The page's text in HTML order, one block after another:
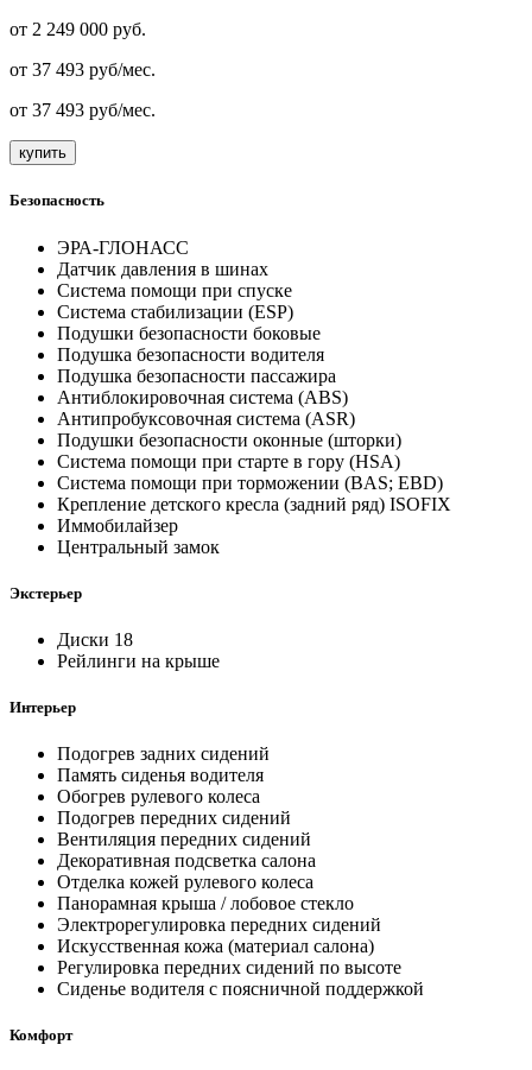
от 2 249 000 руб.
от 37 493 руб/мес.
от 37 493 руб/мес.
купить
Безопасность
ЭРА-ГЛОНАСС
Датчик давления в шинах
Система помощи при спуске
Система стабилизации (ESP)
Подушки безопасности боковые
Подушка безопасности водителя
Подушка безопасности пассажира
Антиблокировочная система (ABS)
Антипробуксовочная система (ASR)
Подушки безопасности оконные (шторки)
Система помощи при старте в гору (HSA)
Система помощи при торможении (BAS; EBD)
Крепление детского кресла (задний ряд) ISOFIX
Иммобилайзер
Центральный замок
Экстерьер
Диски 18
Рейлинги на крыше
Интерьер
Подогрев задних сидений
Память сиденья водителя
Обогрев рулевого колеса
Подогрев передних сидений
Вентиляция передних сидений
Декоративная подсветка салона
Отделка кожей рулевого колеса
Панорамная крыша / лобовое стекло
Электрорегулировка передних сидений
Искусственная кожа (материал салона)
Регулировка передних сидений по высоте
Сиденье водителя с поясничной поддержкой
Комфорт